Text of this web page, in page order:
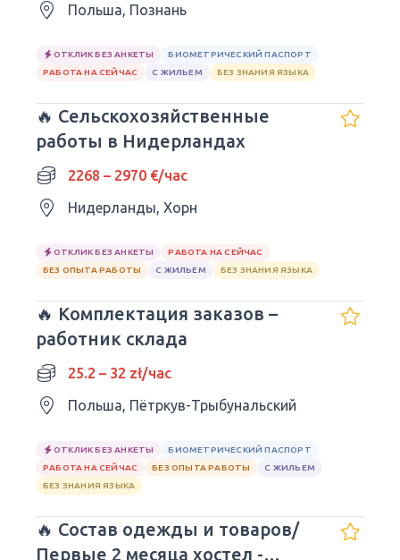
Польша, Познань
ОТКЛИК БЕЗ АНКЕТЫ
БИОМЕТРИЧЕСКИЙ ПАСПОРТ
РАБОТА НА СЕЙЧАС
С ЖИЛЬЕМ БЕЗ ЗНАНИЯ ЯЗЫКА
🔥 Сельскохозяйственные
работы в Нидерландах
2268 – 2970 €/час
Нидерланды, Хорн
ОТКЛИК БЕЗ АНКЕТЫ
РАБОТА НА СЕЙЧАС
БЕЗ ОПЫТА РАБОТЫ
С ЖИЛЬЕМ БЕЗ ЗНАНИЯ ЯЗЫКА
🔥 Комплектация заказов –
работник склада
25.2 – 32 zł/час
Польша, Пётркув-Трыбунальский
ОТКЛИК БЕЗ АНКЕТЫ
БИОМЕТРИЧЕСКИЙ ПАСПОРТ
РАБОТА НА СЕЙЧАС
БЕЗ ОПЫТА РАБОТЫ
С ЖИЛЬЕМ
БЕЗ ЗНАНИЯ ЯЗЫКА
🔥 Состав одежды и товаров/
Первые 2 месяца хостел -